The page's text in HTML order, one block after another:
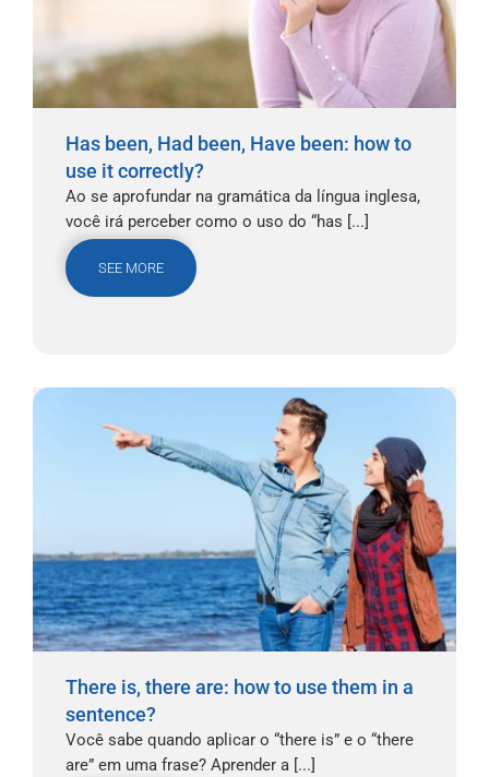
Has been, Had been, Have been: how to
use it correctly?
Ao se aprofundar na gramática da língua inglesa,
você irá perceber como o uso do “has [...]
SEE MORE
There is, there are: how to use them in a
sentence?
Você sabe quando aplicar o “there is” e o “there
are” em uma frase? Aprender a [...]